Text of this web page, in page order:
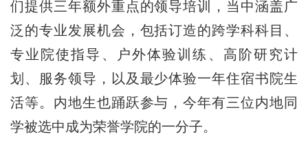
们提供三年额外重点的领导培训，当中涵盖广
泛的专业发展机会，包括订造的跨学科科目、
专业院使指导、户外体验训练、高阶研究计
划、服务领导，以及最少体验一年住宿书院生
活等。内地生也踊跃参与，今年有三位内地同
学被选中成为荣誉学院的一分子。